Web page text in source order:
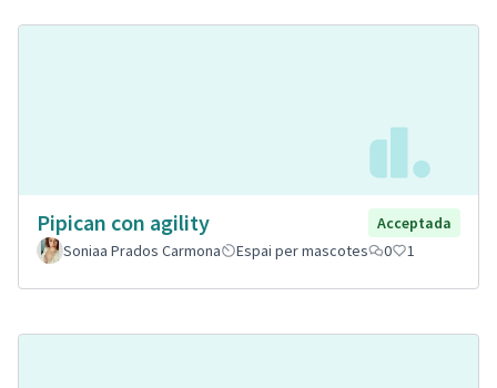
Pipican con agility
Acceptada
Soniaa Prados Carmona
Espai per mascotes 0 1